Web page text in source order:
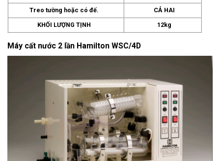
Treo tường hoặc có đế.
CẢ HAI
KHỐI LƯỢNG TỊNH
12kg
Máy cất nước 2 lần Hamilton WSC/4D